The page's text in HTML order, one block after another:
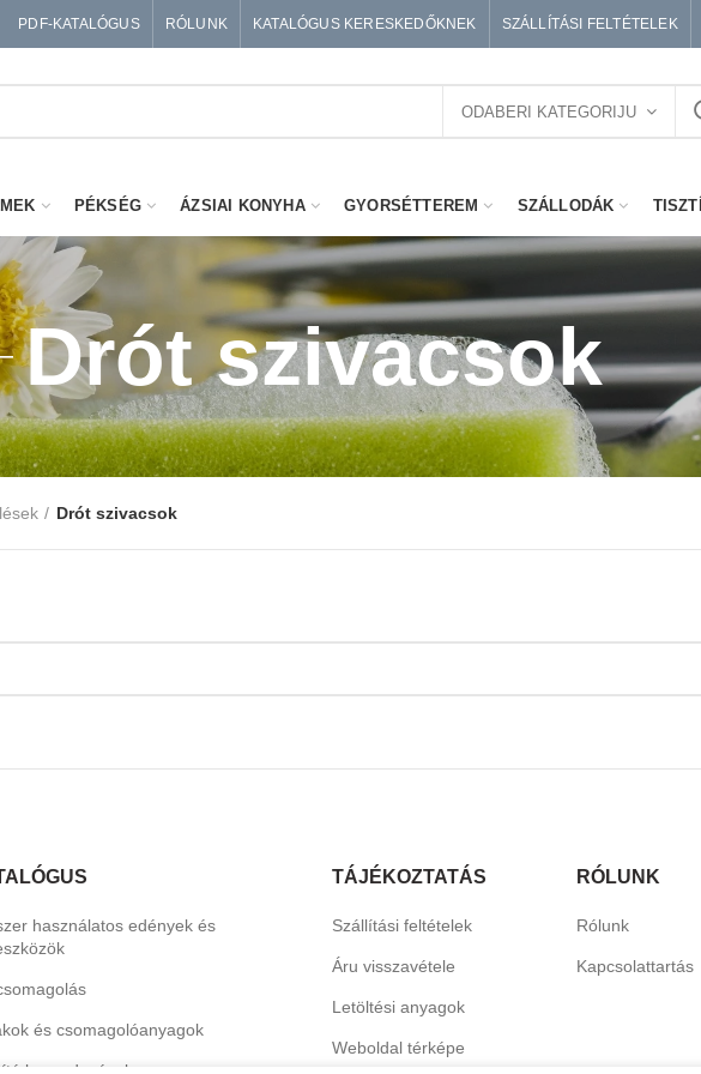
PDF-KATALÓGUS RÓLUNK KATALÓGUS KERESKEDŐKNEK SZÁLLÍTÁSI FELTÉTELEK
ODABERI KATEGORIJU
PÉKSÉG ÁZSIAI KONYHA GYORSÉTTEREM SZÁLLODÁK
Drót szivacsok
Drót szivacsok
használatos edények és
és csomagolóanyagok
TÁJÉKOZTATÁS
Szállítási feltételek
Áru visszavétele
Letöltési anyagok
Weboldal térképe
RÓLUNK
Rólunk
Kapcsolattartás